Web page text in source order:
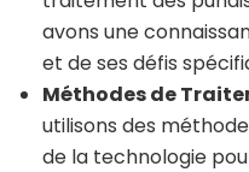
avons une
et de ses défis
Méthodes de
utilisons des
de la technologie